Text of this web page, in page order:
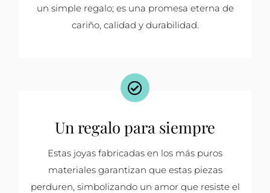
un simple regalo; es una promesa eterna de
cariño, calidad y durabilidad.
Un regalo para siempre
Estas joyas fabricadas en los más puros
materiales garantizan que estas piezas
perduren, simbolizando un amor que resiste el